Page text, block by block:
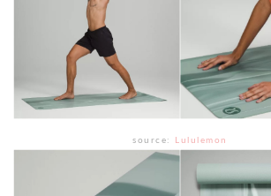
source: Lululemon